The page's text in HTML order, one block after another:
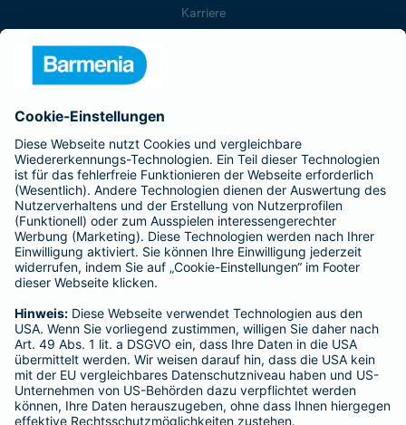
Karriere
Barmenia ist Teil der BarmeniaGothaer
BELIEBTE SEITEN
Kranken-Zusatzversicherung
Tierversicherungen
Haftpflichtversicherung
Hausratversicherung
Adresse ändern
Schaden melden
Kilometerstandsmeldung
Serviceübersicht